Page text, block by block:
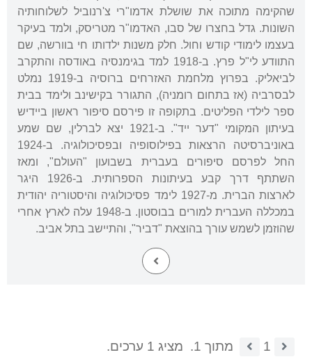
שהקימה מתוכה את שושלת אדמו"רי צ'רנוביל לשלוחותיה
השונות. גדל בחצרו של סבו, האדמו"ר מטריסק, ולמד בעיקר
בעצמו לימודי קודש וחול. חלק משנות ילדותו חי בוורשה, שם
התוודע לי"ל פרץ. ב-1918 למד בגימנסיה באודסה והתקרב
לביאליק. בפרוץ מלחמת האזרחים ברוסיה ב-1919 נמלט
לבסרביה (אז בתחום רומניה), התגורר בקישינב ולימד בבית
ספר לילדי הפליטים. בתקופה זו פירסם סיפור ראשון ביידיש
בעיתון המקומי "דער ייד". ב-1921 יצא לברלין, שם שמע
באוניברסיטה הרצאות בפילוסופיה ובפסיכולוגיה. ב-1924
החל לפרסם סיפורים בעברית בשבועון "העולם", ומאז
השתתף דרך קבע בעיתונות הספרותית. ב-1926 היגר
לארצות הברית. מ-1927 לימד פסיכולוגיה והיסטוריה יהודית
במכללה העברית למורים בבוסטון. ב-1948 עלה לארץ אחרי
שהוזמן לשמש עורך בהוצאת "דביר", והתיישב בתל אביב.
1 מתוך 1. מציג 1 ערכים.